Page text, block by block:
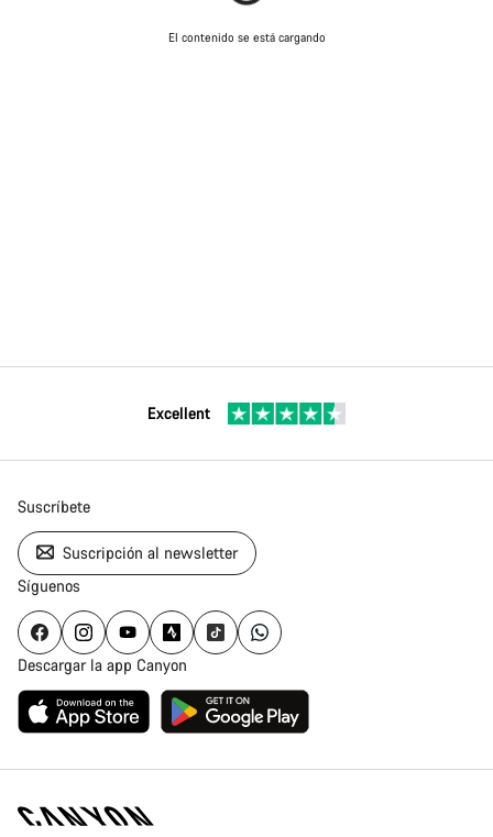
El contenido se está cargando
Excellent
Suscríbete
Suscripción al newsletter
Síguenos
Descargar la app Canyon